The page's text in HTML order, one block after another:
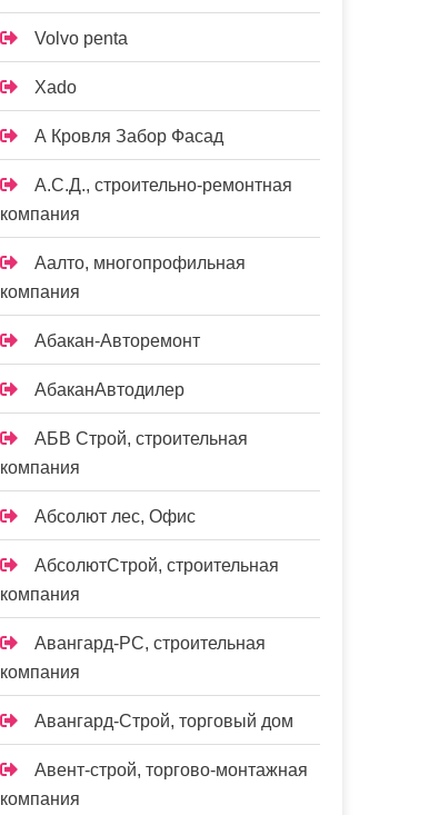
Volvo penta
Xado
А Кровля Забор Фасад
А.С.Д., строительно-ремонтная
компания
Аалто, многопрофильная
компания
Абакан-Авторемонт
АбаканАвтодилер
АБВ Строй, строительная
компания
Абсолют лес, Офис
АбсолютСтрой, строительная
компания
Авангард-РС, строительная
компания
Авангард-Строй, торговый дом
Авент-строй, торгово-монтажная
компания